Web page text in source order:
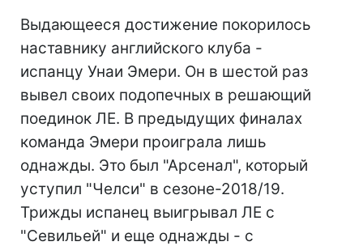
Выдающееся достижение покорилось
наставнику английского клуба -
испанцу Унаи Эмери. Он в шестой раз
вывел своих подопечных в решающий
поединок ЛЕ. В предыдущих финалах
команда Эмери проиграла лишь
однажды. Это был "Арсенал", который
уступил "Челси" в сезоне-2018/19.
Трижды испанец выигрывал ЛЕ с
"Севильей" и еще однажды - с